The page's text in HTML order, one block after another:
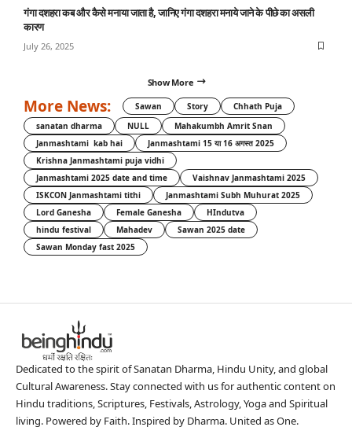
गंगा दशहरा कब और कैसे मनाया जाता है, जानिए गंगा दशहरा मनाये जाने के पीछे का असली
कारण
July 26, 2025
Show More
More News: Sawan Story
Chhath Puja
sanatan dharma
NULL
Mahakumbh Amrit Snan
Janmashtami kab hai
Janmashtami 15 या 16 अगस्त 2025
Krishna Janmashtami puja vidhi
Janmashtami 2025 date and time
Vaishnav Janmashtami 2025
ISKCON Janmashtami tithi
Janmashtami Subh Muhurat 2025
Lord Ganesha
Female Ganesha
HIndutva
hindu festival
Mahadev
Sawan 2025 date
Sawan Monday fast 2025
Dedicated to the spirit of Sanatan Dharma, Hindu Unity, and global
Cultural Awareness. Stay connected with us for authentic content on
Hindu traditions, Scriptures, Festivals, Astrology, Yoga and Spiritual
living. Powered by Faith. Inspired by Dharma. United as One.